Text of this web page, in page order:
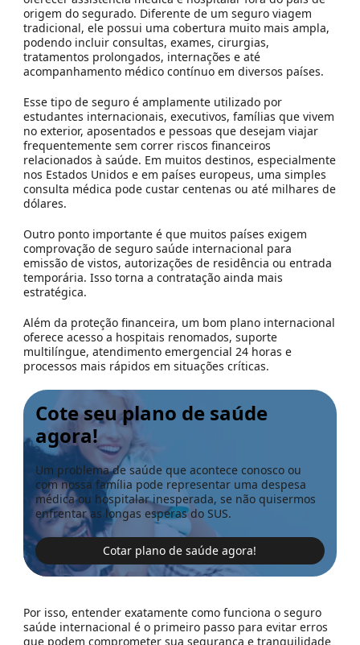
origem do segurado. Diferente de um seguro viagem
tradicional, ele possui uma cobertura muito mais ampla,
podendo incluir consultas, exames, cirurgias,
tratamentos prolongados, internações e até
acompanhamento médico contínuo em diversos países.
Esse tipo de seguro é amplamente utilizado por
estudantes internacionais, executivos, famílias que vivem
no exterior, aposentados e pessoas que desejam viajar
frequentemente sem correr riscos financeiros
relacionados à saúde. Em muitos destinos, especialmente
nos Estados Unidos e em países europeus, uma simples
consulta médica pode custar centenas ou até milhares de
dólares.
Outro ponto importante é que muitos países exigem
comprovação de seguro saúde internacional para
emissão de vistos, autorizações de residência ou entrada
temporária. Isso torna a contratação ainda mais
estratégica.
Além da proteção financeira, um bom plano internacional
oferece acesso a hospitais renomados, suporte
multilíngue, atendimento emergencial 24 horas e
processos mais rápidos em situações críticas.
Cote seu plano de saúde
agora!
Um problema de saúde que acontece conosco ou
com nossa família pode representar uma despesa
médica ou hospitalar inesperada, se não quisermos
enfrentar as longas esperas do SUS.
Cotar plano de saúde agora!
Por isso, entender exatamente como funciona o seguro
saúde internacional é o primeiro passo para evitar erros
que podem comprometer sua segurança e tranquilidade